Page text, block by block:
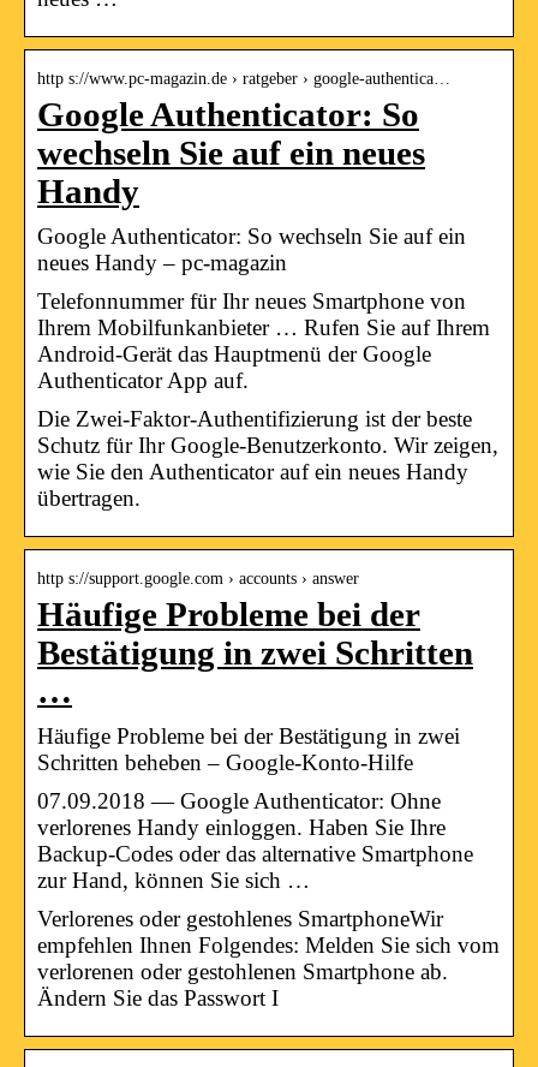
http s://www.pc-magazin.de › ratgeber › google-authentica…
Google Authenticator: So
wechseln Sie auf ein neues
Handy
Google Authenticator: So wechseln Sie auf ein
neues Handy – pc-magazin
Telefonnummer für Ihr neues Smartphone von
Ihrem Mobilfunkanbieter … Rufen Sie auf Ihrem
Android-Gerät das Hauptmenü der Google
Authenticator App auf.
Die Zwei-Faktor-Authentifizierung ist der beste
Schutz für Ihr Google-Benutzerkonto. Wir zeigen,
wie Sie den Authenticator auf ein neues Handy
übertragen.
http s://support.google.com › accounts › answer
Häufige Probleme bei der
Bestätigung in zwei Schritten
…
Häufige Probleme bei der Bestätigung in zwei
Schritten beheben – Google-Konto-Hilfe
07.09.2018 — Google Authenticator: Ohne
verlorenes Handy einloggen. Haben Sie Ihre
Backup-Codes oder das alternative Smartphone
zur Hand, können Sie sich …
Verlorenes oder gestohlenes SmartphoneWir
empfehlen Ihnen Folgendes: Melden Sie sich vom
verlorenen oder gestohlenen Smartphone ab.
Ändern Sie das Passwort I